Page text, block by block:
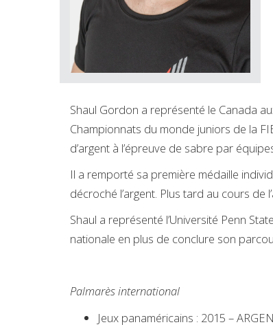
Shaul Gordon a représenté le Canada
Championnats du monde juniors de la
d’argent à l’épreuve de sabre par
Il a remporté sa première médaille
décroché l’argent. Plus tard au cours de
Shaul a représenté l’Université Penn
nationale en plus de conclure son
Palmarès international
Jeux panaméricains : 2015 –